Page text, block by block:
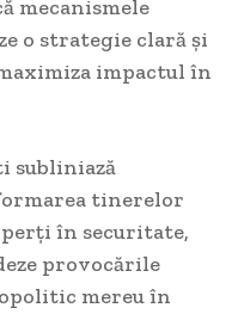
mecanismele
o strategie clară și
impactul în
subliniază
tinerelor
în securitate,
provocările
mereu în